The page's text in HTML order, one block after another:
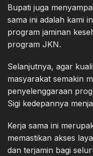
Bupati juga
sama ini adalah kami
program jaminan
program JKN.
Selanjutnya, agar
masyarakat semakin
penyelenggaraan
Sigi kedepannya
Kerja sama ini
memastikan akses
dan terjamin bagi